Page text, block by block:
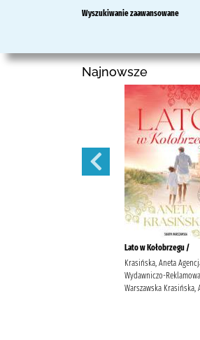
Wyszukiwanie zaawansowane
Najnowsze
Lato w Kołobrzegu /
Krasińska, Aneta
Wydawniczo-
Warszawska Krasińska,